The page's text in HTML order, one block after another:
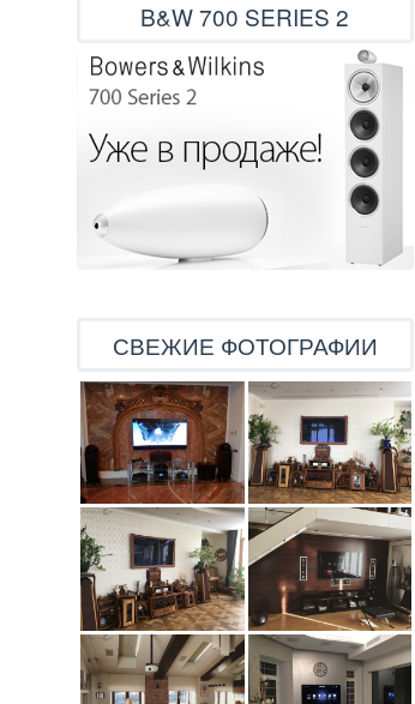
B&W 700 SERIES 2
СВЕЖИЕ ФОТОГРАФИИ